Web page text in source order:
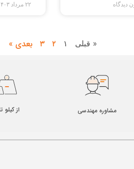
دیدگاه ۲۲ مرداد ۱۴۰۳
« قبلی ۱ ۲ ۳ بعدی »
مشاوره مهندسی از کیلو